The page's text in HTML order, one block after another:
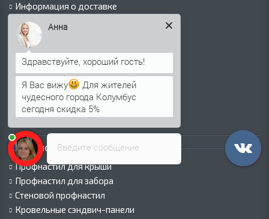
Информация о доставке
Политика безопасности
Условия соглашения
Сертификаты
Виды покрытий
Как оформить заказ
Оплата
Каталог продукции
Профнастил для крыши
Профнастил для забора
Стеновой профнастил
Кровельные сэндвич-панели
Введите сообщение
Анна
Я Вас вижу
Для жителей
чудесного города Колумбус
сегодня скидка 5%